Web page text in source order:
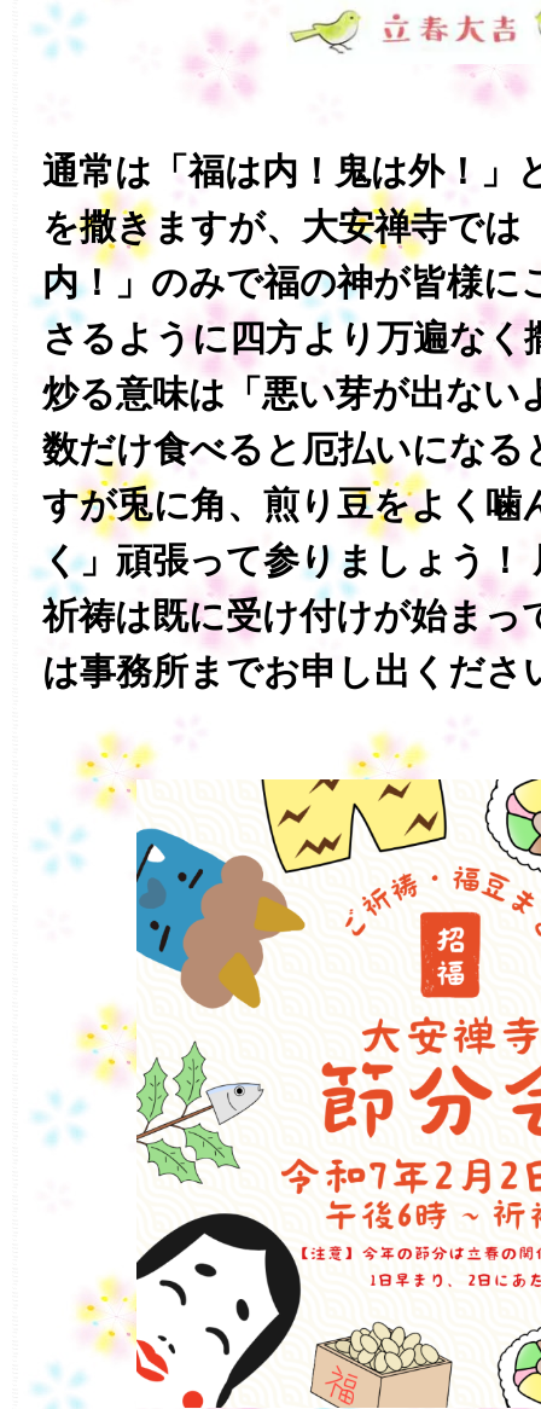
通常は「福は内！鬼は外！」
を撒きますが、大安禅寺では
内！」のみで福の神が皆様に
さるように四方より万遍なく
炒る意味は「悪い芽が出ない
数だけ食べると厄払いになる
すが兎に角、煎り豆をよく噛
く」頑張って参りましょう！
祈祷は既に受け付けが始まっ
は事務所までお申し出くださ